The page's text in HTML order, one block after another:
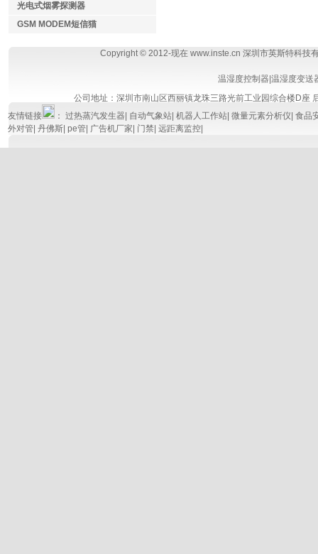
光电式烟雾探测器
GSM MODEM短信猫
Copyright © 2012-现在 www.inste.cn 深圳市英斯特科技
温湿度控制器 温湿度变送
公司地址：深圳市南山区西丽镇龙珠三路光前工业园综合楼D座
友情链接
： 过热蒸汽发生器 自动气象站| 机器人工作站| 微量元素分析仪 食品
外对管| 丹佛斯| pe管| 广告机厂家 门禁| 远距离监控|